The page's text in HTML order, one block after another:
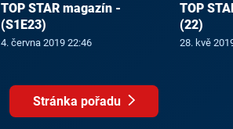
TOP STAR magazín -
(S1E23)
4. června 2019 22:46
TOP
(22)
28. kvě
Stránka pořadu